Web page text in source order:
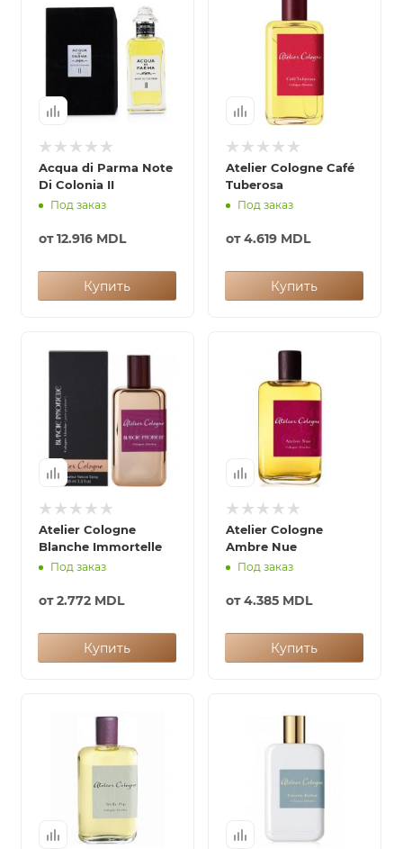
Acqua di Parma Note
Di Colonia II
Под заказ
от12.916 MDL
Купить
Atelier Cologne Café
Tuberosa
Под заказ
от4.619 MDL
Купить
Atelier Cologne
Blanche Immortelle
Под заказ
от2.772 MDL
Купить
Atelier Cologne
Ambre Nue
Под заказ
от4.385 MDL
Купить